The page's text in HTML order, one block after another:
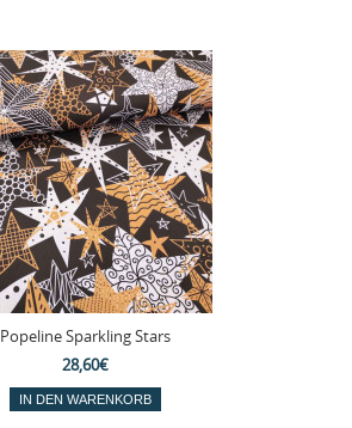
Popeline Sparkling Stars
28,60€